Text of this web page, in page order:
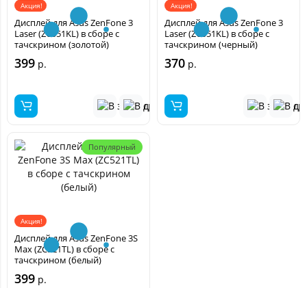
Акция!
Дисплей для Asus ZenFone 3
Laser (ZC551KL) в сборе с
тачскрином (золотой)
399 р.
Акция!
Дисплей для Asus ZenFone 3
Laser (ZC551KL) в сборе с
тачскрином (черный)
370 р.
Популярный
Акция!
Дисплей для Asus ZenFone 3S
Max (ZC521TL) в сборе с
тачскрином (белый)
399 р.